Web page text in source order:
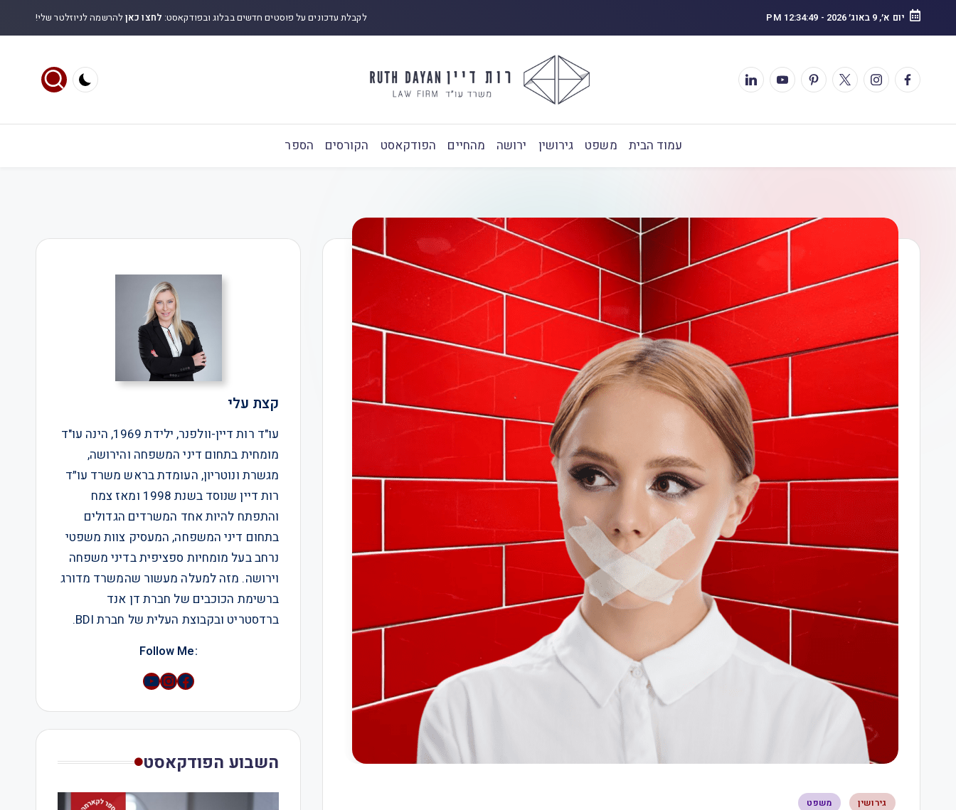
יום א׳, 9 באוג׳ 2026 -
12:34:50 PM לקבלת עדכונים על פוסטים חדשים בבלוג ובפודקאסט: לחצו כאןלהרשמה לניוזלטר שלי!
עמוד הבית משפט גירושין ירושה מהחיים הפודקאסט הקורסים הספר
גירושין משפט
קצת עלי
עו"ד רות דיין-וולפנר, ילידת 1969, הינה עו"ד
מומחית בתחום דיני המשפחה והירושה,
מגשרת ונוטריון, העומדת בראש משרד עו״ד
רות דיין שנוסד בשנת 1998 ומאז צמח
והתפתח להיות אחד המשרדים הגדולים
בתחום דיני המשפחה, המעסיק צוות משפטי
נרחב בעל מומחיות ספציפית בדיני משפחה
וירושה. מזה למעלה מעשור שהמשרד מדורג
ברשימת הכוכבים של חברת דן אנד
ברדסטריט ובקבוצת העלית של חברת BDI.
:Follow Me
Instagram
YouTube
השבוע הפודקאסט